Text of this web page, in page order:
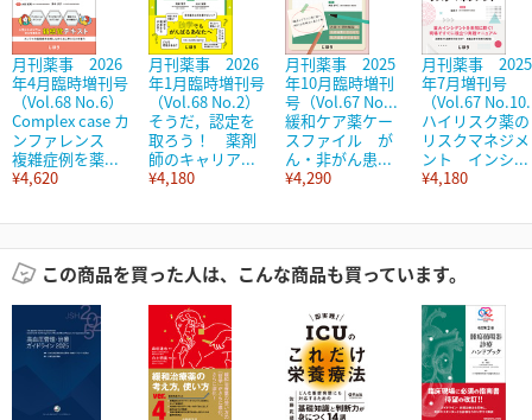
月刊薬事 2026
年4月臨時増刊号
（Vol.68 No.6）
Complex case カ
ンファレンス
複雑症例を薬...
¥4,620
月刊薬事 2026
年1月臨時増刊号
（Vol.68 No.2）
そうだ，認定を
取ろう！ 薬剤
師のキャリア...
¥4,180
月刊薬事 2025
年10月臨時増刊
号（Vol.67 No...
緩和ケア薬ケー
スファイル が
ん・非がん患...
¥4,290
月刊薬事 2025
年7月増刊号
（Vol.67
ハイリスク薬の
リスクマネジメ
ント インシ...
¥4,180
この商品を買った人は、こんな商品も買っています。